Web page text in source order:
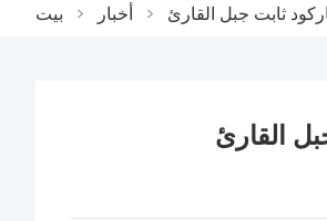
بيت > أخبار > ثابت جبل القارئ
القارئ